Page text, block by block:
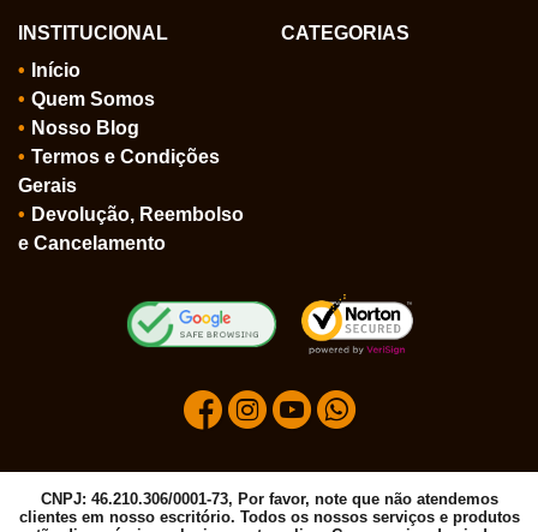
INSTITUCIONAL
Início
Quem Somos
Nosso Blog
Termos e Condições
Gerais
Devolução, Reembolso
e Cancelamento
CATEGORIAS
CNPJ: 46.210.306/0001-73, Por favor, note que não atendemos
clientes em nosso escritório. Todos os nossos serviços e produtos